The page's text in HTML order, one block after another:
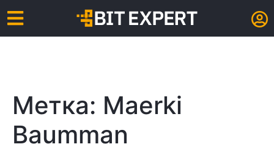
Метка: Maerki
Baumman